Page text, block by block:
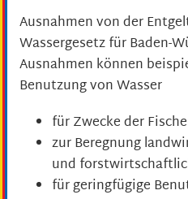
Ausnahmen von der
Wassergesetz für Baden-
Ausnahmen können
Benutzung von Wasser
für Zwecke der
zur Beregnung
und
für geringfügige